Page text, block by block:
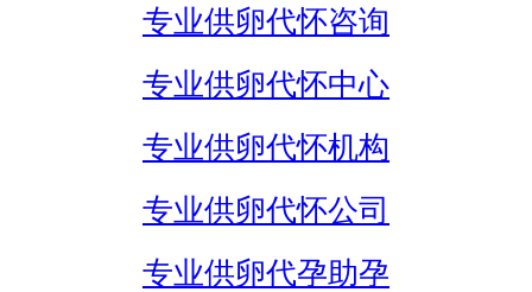
专业供卵代怀咨询
专业供卵代怀中心
专业供卵代怀机构
专业供卵代怀公司
专业供卵代孕助孕